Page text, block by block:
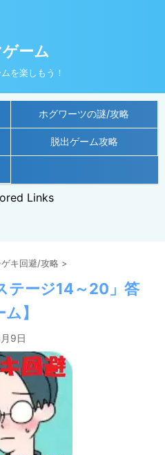
ーム
を楽しもう！
ホグワーツの謎/攻略
脱出ゲーム攻略
Links
ゲキ回避/攻略 >
テージ14～20」答
】
9日